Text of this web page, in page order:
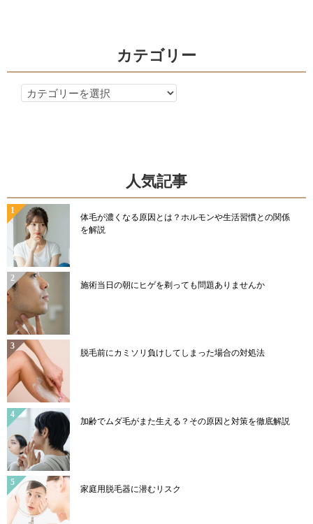
カテゴリー
カ
人気記事
体毛が濃くなる原因とは？ホルモンや生活習慣との関係
を解説
施術当日の朝にヒゲを剃っても問題ありませんか
脱毛前にカミソリ負けしてしまった場合の対処法
加齢でムダ毛がまた生える？その原因と対策を徹底解説
家庭用脱毛器に潜むリスク